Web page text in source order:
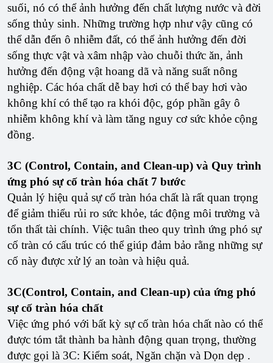
suối, nó có thể ảnh hưởng đến chất lượng nước và đời
sống thủy sinh. Những trường hợp như vậy cũng có
thể dẫn đến ô nhiễm đất, có thể ảnh hưởng đến đời
sống thực vật và xâm nhập vào chuỗi thức ăn, ảnh
hưởng đến động vật hoang dã và năng suất nông
nghiệp. Các hóa chất dễ bay hơi có thể bay hơi vào
không khí có thể tạo ra khói độc, góp phần gây ô
nhiễm không khí và làm tăng nguy cơ sức khỏe cộng
đồng.
3C (Control, Contain, and Clean-up) và Quy trình
ứng phó sự cố tràn hóa chất 7 bước
Quản lý hiệu quả sự cố tràn hóa chất là rất quan trọng
để giảm thiểu rủi ro sức khỏe, tác động môi trường và
tổn thất tài chính. Việc tuân theo quy trình ứng phó sự
cố tràn có cấu trúc có thể giúp đảm bảo rằng những sự
cố này được xử lý an toàn và hiệu quả.
3C(Control, Contain, and Clean-up) của ứng phó
sự cố tràn hóa chất
Việc ứng phó với bất kỳ sự cố tràn hóa chất nào có thể
được tóm tắt thành ba hành động quan trọng, thường
được gọi là 3C: Kiểm soát, Ngăn chặn và Dọn dẹp .